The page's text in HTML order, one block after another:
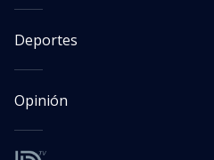
Deportes
Opinión